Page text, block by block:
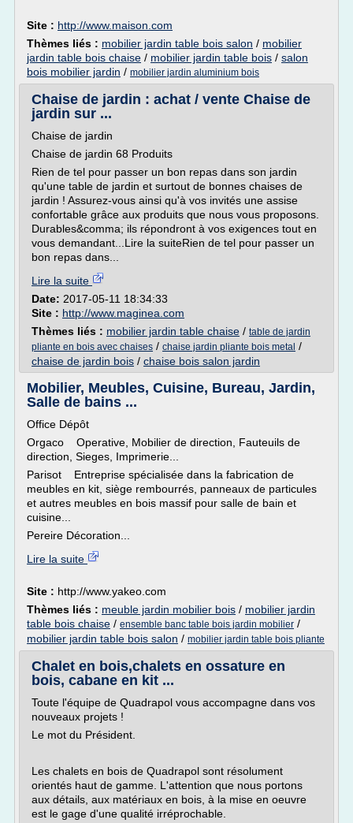
Site : http://www.maison.com
Thèmes liés : mobilier jardin table bois salon / mobilier
jardin table bois chaise / mobilier jardin table bois / salon
bois mobilier jardin / mobilier jardin aluminium bois
Chaise de jardin : achat / vente Chaise de
jardin sur ...
Chaise de jardin
Chaise de jardin 68 Produits
Rien de tel pour passer un bon repas dans son jardin
qu'une table de jardin et surtout de bonnes chaises de
jardin ! Assurez-vous ainsi qu'à vos invités une assise
confortable grâce aux produits que nous vous proposons.
Durables&comma; ils répondront à vos exigences tout en
vous demandant...Lire la suiteRien de tel pour passer un
bon repas dans...
Lire la suite
Date: 2017-05-11 18:34:33
Site : http://www.maginea.com
Thèmes liés : mobilier jardin table chaise / table de jardin
pliante en bois avec chaises / chaise jardin pliante bois metal /
chaise de jardin bois / chaise bois salon jardin
Mobilier, Meubles, Cuisine, Bureau, Jardin,
Salle de bains ...
Office Dépôt
Orgaco Operative, Mobilier de direction, Fauteuils de
direction, Sieges, Imprimerie...
Parisot Entreprise spécialisée dans la fabrication de
meubles en kit, siège rembourrés, panneaux de particules
et autres meubles en bois massif pour salle de bain et
cuisine...
Pereire Décoration...
Lire la suite
Site : http://www.yakeo.com
Thèmes liés : meuble jardin mobilier bois / mobilier jardin
table bois chaise / ensemble banc table bois jardin mobilier /
mobilier jardin table bois salon / mobilier jardin table bois pliante
Chalet en bois,chalets en ossature en
bois, cabane en kit ...
Toute l'équipe de Quadrapol vous accompagne dans vos
nouveaux projets !
Le mot du Président.
Les chalets en bois de Quadrapol sont résolument
orientés haut de gamme. L'attention que nous portons
aux détails, aux matériaux en bois, à la mise en oeuvre
est le gage d'une qualité irréprochable.